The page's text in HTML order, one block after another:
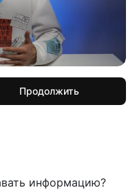
Продолжить
информацию?